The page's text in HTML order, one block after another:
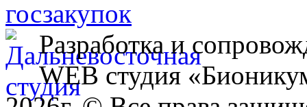
Разработка и
WEB студия